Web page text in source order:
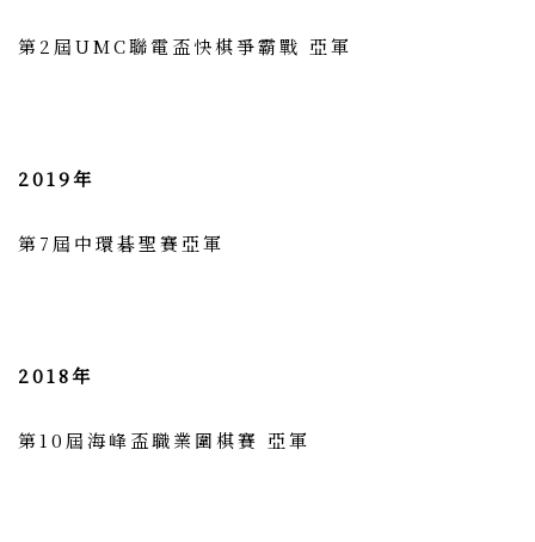
第2屆UMC聯電盃快棋爭霸戰 亞軍
2019年
第7屆中環碁聖賽亞軍
2018年
第10屆海峰盃職業圍棋賽 亞軍